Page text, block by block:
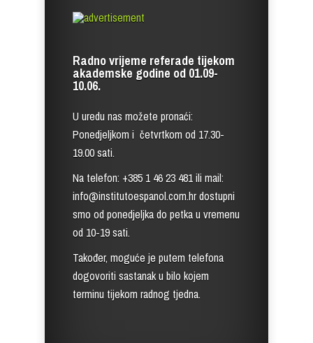
Radno vrijeme referade tijekom
akademske godine od 01.09-
10.06.
U uredu nas možete pronaći:
Ponedjeljkom i četvrtkom od 17.30-
19.00 sati.
Na telefon: +385 1 46 23 481 ili mail:
info@institutoespanol.com.hr dostupni
smo od ponedjeljka do petka u vremenu
od 10-19 sati.
Također, moguće je putem telefona
dogovoriti sastanak u bilo kojem
terminu tijekom radnog tjedna.